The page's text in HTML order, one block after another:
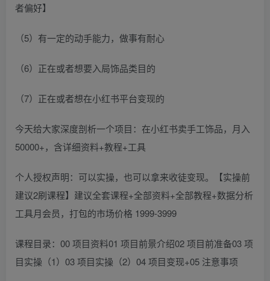
者偏好】
（5）有一定的动手能力，做事有耐心
（6）正在或者想要入局饰品类目的
（7）正在或者想在小红书平台变现的
今天给大家深度剖析一个项目：在小红书卖手工饰品，月入
50000+，含详细资料+教程+工具
个人授权声明：可以实操，也可以拿来收徒变现。【实操前
建议2刷课程】建议全套课程+全部资料+全部教程+数据分析
工具月会员，打包的市场价格 1999-3999
课程目录：00 项目资料01 项目前景介绍02 项目前准备03 项
目实操（1）03 项目实操（2）04 项目变现+05 注意事项